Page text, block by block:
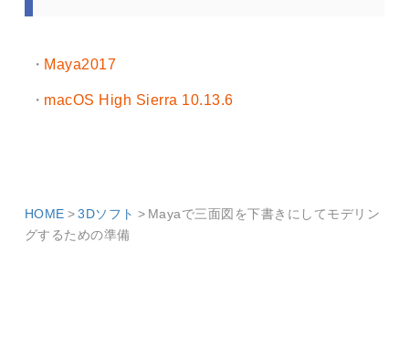
Maya2017
macOS High Sierra 10.13.6
HOME 3Dソフト
Mayaで三面図を下書きにしてモデリン
グするための準備